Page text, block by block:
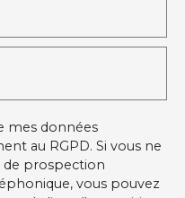
mes données
au RGPD. Si vous ne
de prospection
vous pouvez